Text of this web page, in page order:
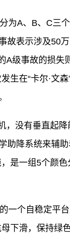
为A、B、C三
故表示涉及50
A级事故的损
生在“卡尔·文
，没有垂直起
助降系统来辅
是一组5个颜
一个自稳定平
下滑，保持绿